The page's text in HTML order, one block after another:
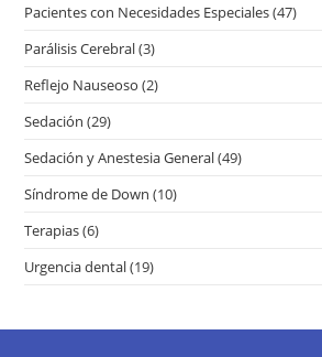
Pacientes con Necesidades Especiales(47)
Parálisis Cerebral(3)
Reflejo Nauseoso (2)
Sedación (29)
Sedación y Anestesia General(49)
Síndrome de Down (10)
Terapias(6)
Urgencia dental(19)